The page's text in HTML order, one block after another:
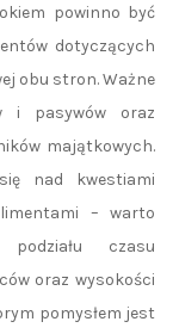
powinno być
dotyczących
obu stron. Ważne
i pasywów oraz
majątkowych.
nad kwestiami
– warto
czasu
oraz wysokości
pomysłem jest